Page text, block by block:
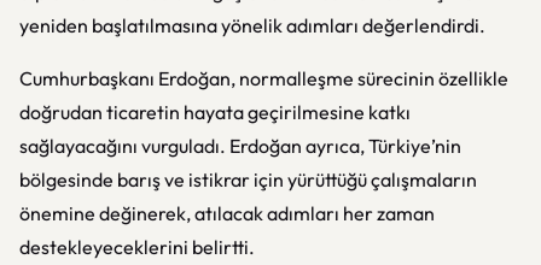
yeniden başlatılmasına yönelik adımları değerlendirdi.
Cumhurbaşkanı Erdoğan, normalleşme sürecinin özellikle
doğrudan ticaretin hayata geçirilmesine katkı
sağlayacağını vurguladı. Erdoğan ayrıca, Türkiye’nin
bölgesinde barış ve istikrar için yürüttüğü çalışmaların
önemine değinerek, atılacak adımları her zaman
destekleyeceklerini belirtti.